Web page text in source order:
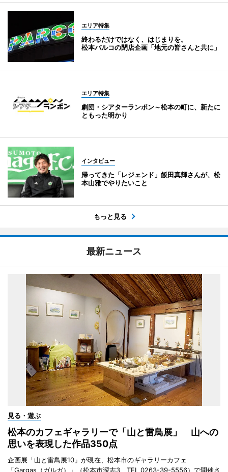
エリア特集
終わるだけではなく、はじまりを。
松本パルコの閉店企画「地元の皆さんと共に」
エリア特集
劇団・シアターランポン～松本の町に、新たに
ともった明かり
インタビュー
帰ってきた「レジェンド」飯田真輝さんが、松
本山雅でやりたいこと
もっと見る
最新ニュース
見る・遊ぶ
松本のカフェギャラリーで「山と雷鳥展」 山への
思いを表現した作品350点
企画展「山と雷鳥展10」が現在、松本市のギャラリーカフェ
「Gargas（ガルガ）」（松本市深志3、TEL 0263-39-5556）で開催さ